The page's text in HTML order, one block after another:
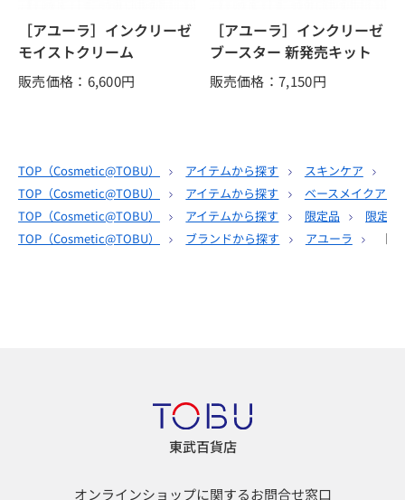
［アユーラ］インクリーゼ
モイストクリーム
販売価格：6,600円
［アユーラ］インクリーゼ
ブースター 新発売キット
販売価格：7,150円
TOP（Cosmetic@TOBU） アイテムから探す スキンケア
TOP（Cosmetic@TOBU） アイテムから探す
ベースメイクアッ
TOP（Cosmetic@TOBU） アイテムから探す 限定品
限定商
TOP（Cosmetic@TOBU） ブランドから探す アユーラ ［
東武百貨店
オンラインショップに関するお問合せ窓口